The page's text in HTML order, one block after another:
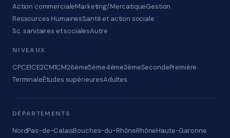
Action commercialeMarketing/MercatiqueGestion
Ressources HumainesSanté et action sociale
Sc. sanitaires et socialesAutre
NIVEAUX
CPCE1CE2CM1CM26ème5ème4ème3èmeSecondePremière
TerminaleÉtudes supérieuresAdultes
DÉPARTEMENTS
NordPas-de-CalaisBouches-du-RhôneRhôneHaute-Garonne